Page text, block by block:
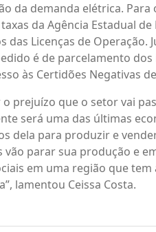
da demanda elétrica. Para
da Agência Estadual de
Licenças de Operação.
é de parcelamento
às Certidões Negativas
o prejuízo que o setor vai
será uma das últimas
dela para produzir e
vão parar sua produção e
em uma região que
lamentou Ceissa Costa.